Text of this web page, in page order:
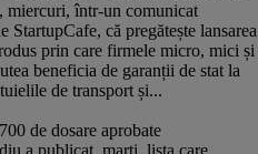
într-un comunicat
că pregătește lansarea
prin care firmele micro, mici și
beneficia de garanții de stat la
de transport și...
de dosare aprobate
a publicat, marți, lista care